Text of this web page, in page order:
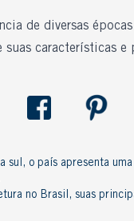
de diversas
suas características
o país apresenta
no Brasil, suas